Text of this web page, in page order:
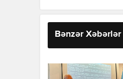
Bənzər Xəbərlər